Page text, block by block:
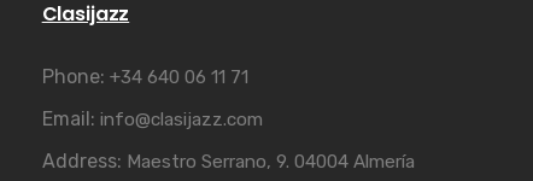
Clasijazz
Phone: +34 640 06 11 71
Email: info@clasijazz.com
Address: Maestro Serrano, 9. 04004 Almería